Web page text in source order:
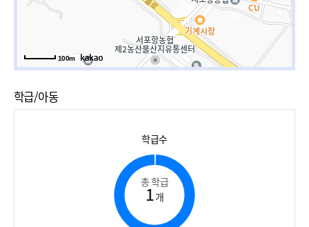
100m
학급/아동
학급수
총 학급
1개